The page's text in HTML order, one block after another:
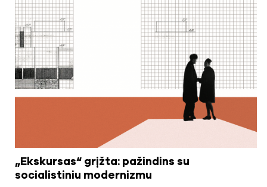
„Ekskursas“ grįžta: pažindins su
socialistiniu modernizmu